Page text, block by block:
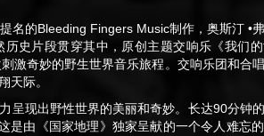
名的Bleeding Fingers Music制作，奥斯汀 •
史片段贯穿其中，原创主题交响乐《我们的
激奇妙的野生世界音乐旅程。交响乐团和合
天际。
呈现出野性世界的美丽和奇妙。长达90分钟
是由《国家地理》独家呈献的一个令人难忘